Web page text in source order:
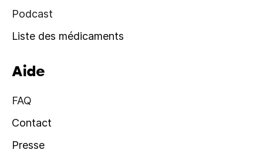
Podcast
Liste des médicaments
Aide
FAQ
Contact
Presse